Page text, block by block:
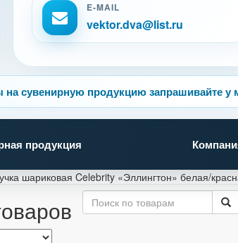
E-MAIL
vektor.dva@list.ru
сувенирную продукцию запрашивайте у
продукция
шариковая Celebrity «Эллингтон» белая/